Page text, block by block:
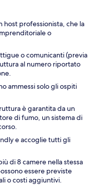
professionista, che la
o
o comunicanti (previa
al numero riportato
ammessi solo gli ospiti
è garantita da un
di fumo, un sistema di
e accoglie tutti gli
di 8 camere nella stessa
essere previste
o costi aggiuntivi.